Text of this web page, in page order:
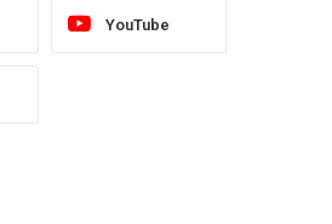
YouTube